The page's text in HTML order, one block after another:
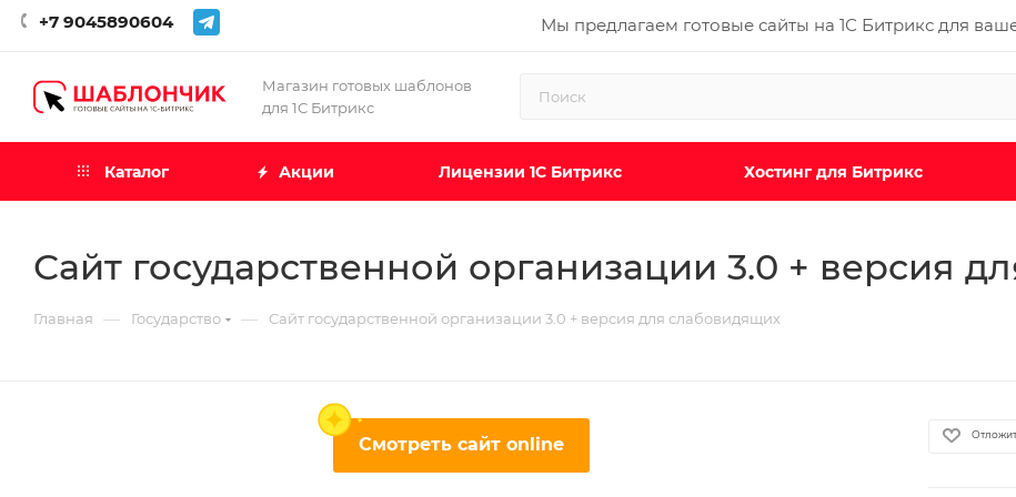
+7 9045890604 Мы предлагаем готовые сайты на 1С Битрикс для
Магазин готовых шаблонов
для 1С Битрикс
Каталог Акции Лицензии 1С Битрикс Хостинг для Битрикс
Сайт государственной организации 3.0 + версия
Главная — Государство — Сайт государственной организации 3.0 + версия для слабовидящих
Смотреть сайт online